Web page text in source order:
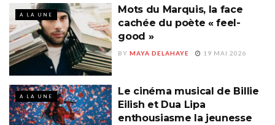
A LA UNE
Mots du Marquis, la face
cachée du poète « feel-
good »
BY MAYA DELAHAYE 19 MAI 2026
A LA UNE
Le cinéma musical de Billie
Eilish et Dua Lipa
enthousiasme la jeunesse